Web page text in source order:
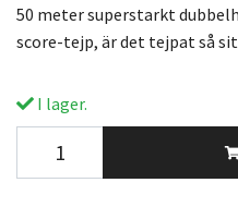
50 meter superstarkt
score-tejp, är det tejpat så
I lager.